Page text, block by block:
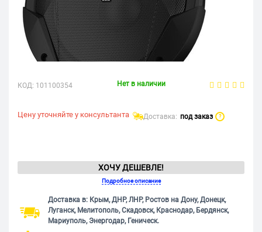
КОД: 101100354 Нет в наличии
Цену уточняйте у консультанта Доставка: под заказ ?
ХОЧУ ДЕШЕВЛЕ!
Подробное описание
Доставка в: Крым, ДНР, ЛНР, Ростов на Дону, Донецк,
Луганск, Мелитополь, Скадовск, Краснодар, Бердянск,
Мариуполь, Энергодар, Геническ.